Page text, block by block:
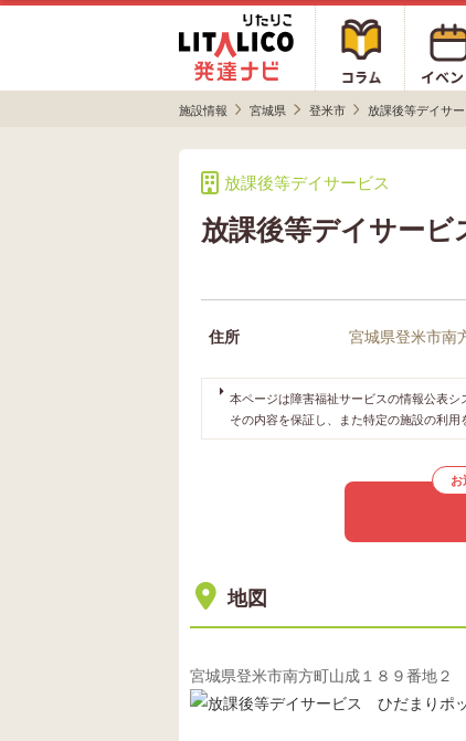
施設情報 宮城県 登米市 放課後等デイサー
放課後等デイサービス
放課後等デイサー
住所 宮城県登米市南
本ページは障害福祉サービスの情報公表
その内容を保証し、また特定の施設の利用
地図
宮城県登米市南方町山成１８９番地２